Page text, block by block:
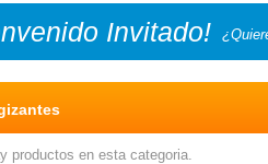
Invitado!
productos en esta categoria.